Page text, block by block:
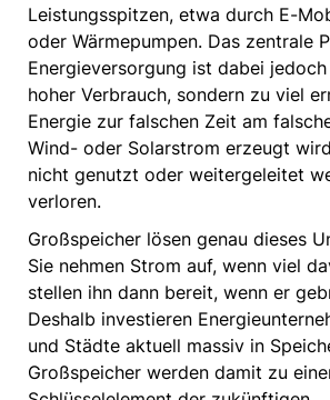
Leistungsspitzen, etwa durch E-
oder Wärmepumpen. Das zentrale
Energieversorgung ist dabei
hoher Verbrauch, sondern zu viel
Energie zur falschen Zeit am
Wind- oder Solarstrom erzeugt
nicht genutzt oder weitergeleitet
verloren.
Großspeicher lösen genau dieses
Sie nehmen Strom auf, wenn viel
stellen ihn dann bereit, wenn er
Deshalb investieren
und Städte aktuell massiv in
Großspeicher werden damit zu